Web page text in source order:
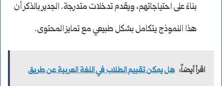
بناءً على احتياجاتهم، ويقدم تدخلات متدرجة. الجدير بالذكر أن
هذا النموذج يتكامل بشكل طبيعي مع تمايز المحتوى.
اقرأ أيضاً: هل يمكن تقييم الطلاب في اللغة العربية عن طريق